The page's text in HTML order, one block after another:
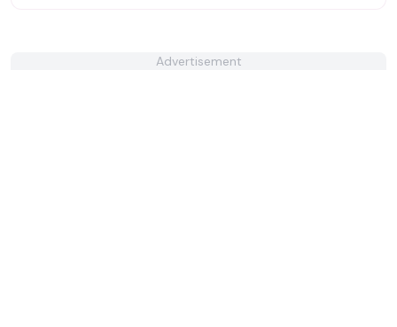
Advertisement